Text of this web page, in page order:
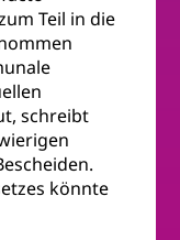
Teil in die
schreibt
könnte